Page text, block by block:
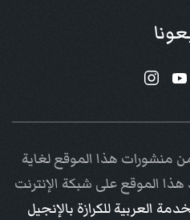
منشورات هذا الموقع لغاية
الموقع على شبكة الإنترنت
العربية للكرازة بالإنجيل